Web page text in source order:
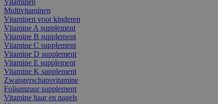
Multivitaminen
Vitaminen voor kinderen
Vitamine A supplement
Vitamine B supplement
Vitamine C supplement
Vitamine D supplement
Vitamine E supplement
Vitamine K supplement
Zwangerschapsvitamine
Foliumzuur supplement
Vitamine haar en nagels